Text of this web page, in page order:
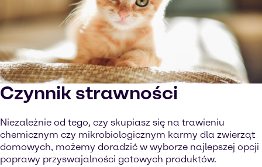
Czynnik strawności
Niezależnie od tego, czy skupiasz się na trawieniu
chemicznym czy mikrobiologicznym karmy dla zwierząt
domowych, możemy doradzić w wyborze najlepszej opcji
poprawy przyswajalności gotowych produktów.